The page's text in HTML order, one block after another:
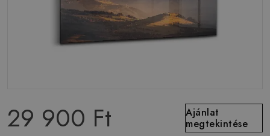
29 900 Ft
Ajánlat
megtekintése